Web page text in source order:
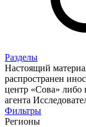
Разделы
Настоящий
распространен
центр «Сова» либо
агента
Фильтры
Регионы